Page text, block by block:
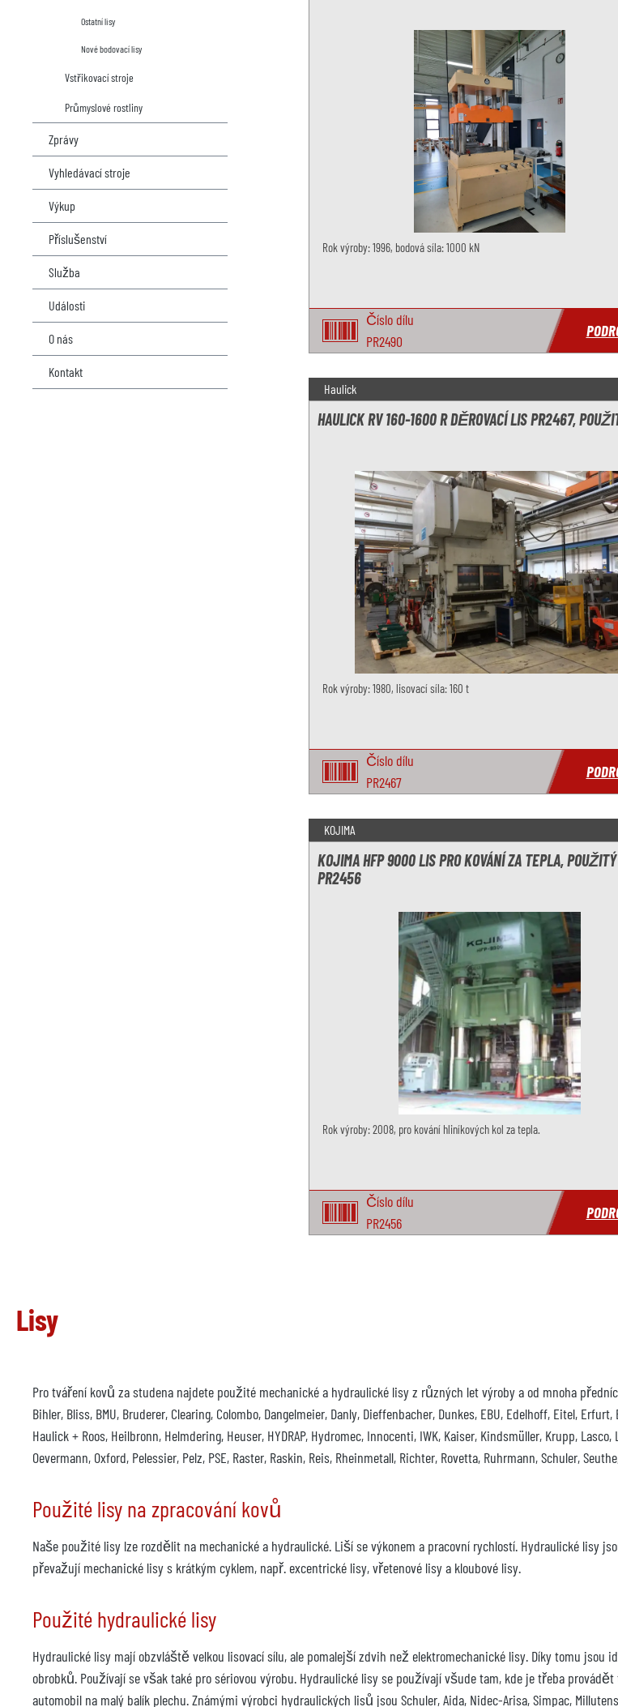
Ostatní lisy
Nové bodovací lisy
Vstřikovací stroje
Průmyslové rostliny
Zprávy
Vyhledávací stroje
Výkup
Příslušenství
Služba
Události
O nás
Kontakt
Rok výroby: 1996, bodová síla: 1000 kN
Číslo dílu
PR2490
Haulick
HAULICK RV 160-1600 R DĚROVACÍ LIS PR2467,
Rok výroby: 1980, lisovací síla: 160 t
Číslo dílu
PR2467
KOJIMA
KOJIMA HFP 9000 LIS PRO KOVÁNÍ ZA TEPLA, POUŽITÝ
PR2456
Rok výroby: 2008, pro kování hliníkových kol za tepla.
Číslo dílu
PR2456
Lisy
Pro tváření kovů za studena najdete použité mechanické a hydraulické lisy z různých let výroby a od mnoha
Bihler, Bliss, BMU, Bruderer, Clearing, Colombo, Dangelmeier, Danly, Dieffenbacher, Dunkes, EBU, Edelhoff, Eitel, Erfurt,
Haulick + Roos, Heilbronn, Helmdering, Heuser, HYDRAP, Hydromec, Innocenti, IWK, Kaiser, Kindsmüller, Krupp,
Oevermann, Oxford, Pelessier, Pelz, PSE, Raster, Raskin, Reis, Rheinmetall, Richter, Rovetta, Ruhrmann, Schuler,
Použité lisy na zpracování kovů
Naše použité lisy lze rozdělit na mechanické a hydraulické. Liší se výkonem a pracovní rychlostí. Hydraulické lisy
převažují mechanické lisy s krátkým cyklem, např. excentrické lisy, vřetenové lisy a kloubové lisy.
Použité hydraulické lisy
Hydraulické lisy mají obzvláště velkou lisovací sílu, ale pomalejší zdvih než elektromechanické lisy. Díky tomu
obrobků. Používají se však také pro sériovou výrobu. Hydraulické lisy se používají všude tam, kde je třeba
automobil na malý balík plechu. Známými výrobci hydraulických lisů jsou Schuler, Aida, Nidec-Arisa, Simpac,